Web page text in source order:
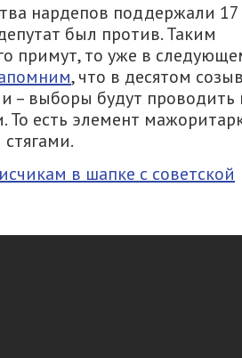
нардепов поддержали 17
был против. Таким
примут, то уже в
, что в десятом
– выборы будут проводить
То есть элемент
в шапке с советской